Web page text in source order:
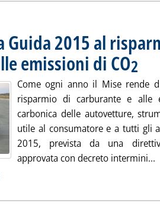
Guida 2015 al
emissioni di CO2
Come ogni anno il Mise rende
risparmio di carburante e alle
carbonica delle autovetture,
utile al consumatore e a tutti gli
2015, prevista da una
approvata con decreto intermini...
notizia